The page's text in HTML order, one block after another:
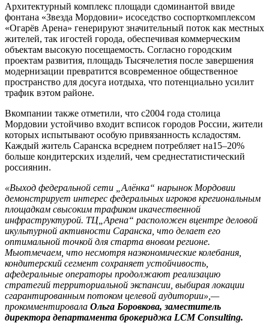
Архитектурный комплекс площади сдоминантой ввиде
фонтана «Звезда Мордовии» исоседство соспорткомплексом
«Огарёв Арена» генерируют значительный поток как местных
жителей, так игостей города, обеспечивая коммерческим
объектам высокую посещаемость. Согласно городским
проектам развития, площадь Тысячелетия после завершения
модернизации превратится всовременное общественное
пространство для досуга иотдыха, что потенциально усилит
трафик вэтом районе.
Вкомпании также отметили, что с2004 года столица
Мордовии устойчиво входит всписок городов России, жители
которых испытывают особую привязанность ксладостям.
Каждый житель Саранска всреднем потребляет на15–20%
больше кондитерских изделий, чем среднестатистический
россиянин.
«Выход федеральной сети „Алёнка“ нарынок Мордовии
демонстрирует интерес федеральных игроков крегиональным
площадкам свысоким трафиком икачественной
инфраструктурой. ТЦ„Арена“ расположен вцентре деловой
икультурной активности Саранска, что делает его
оптимальной точкой для старта вновом регионе.
Мыотмечаем, что несмотря наэкономические колебания,
кондитерский сегмент сохраняет устойчивость,
афедеральные операторы продолжают реализацию
стратегий территориальной экспансии, выбирая локации
сгарантированным потоком целевой аудитории»,—
прокомментировала Ольга Боровкова, заместитель
директора департамента брокериджа LCM Consulting.